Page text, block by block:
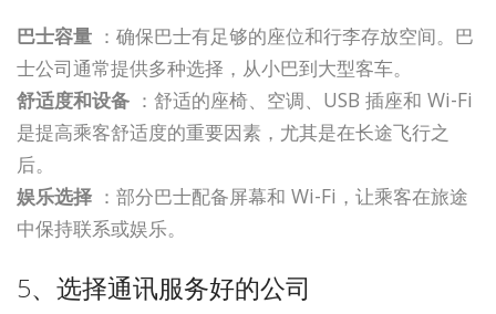
巴士容量 ：确保巴士有足够的座位和行李存放空间。巴
士公司通常提供多种选择，从小巴到大型客车。
舒适度和设备 ：舒适的座椅、空调、USB 插座和 Wi-Fi
是提高乘客舒适度的重要因素，尤其是在长途飞行之
后。
娱乐选择 ：部分巴士配备屏幕和 Wi-Fi，让乘客在旅途
中保持联系或娱乐。
5、选择通讯服务好的公司